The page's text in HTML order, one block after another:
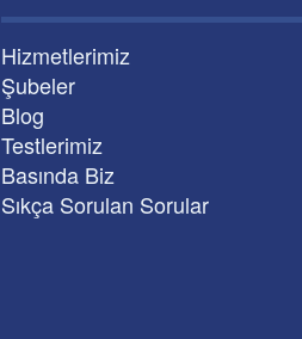
Hizmetlerimiz
Şubeler
Blog
Testlerimiz
Basında Biz
Sıkça Sorulan Sorular